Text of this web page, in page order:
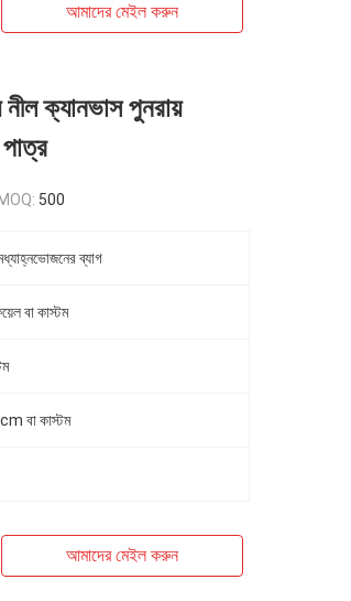
আমাদের মেইল ​​করুন
ক্যানভাস পুনরায়
MOQ: 500
ব্যাগ
বা কাস্টম
বা কাস্টম
আমাদের মেইল ​​করুন